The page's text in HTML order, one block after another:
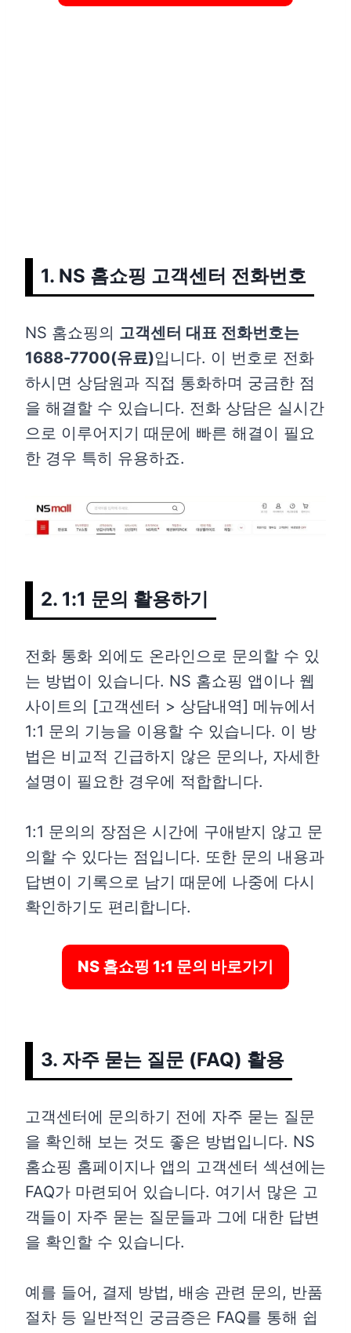
1. NS 홈쇼핑 고객센터 전화번호
NS 홈쇼핑의 고객센터 대표 전화번호는
1688-7700(유료)입니다. 이 번호로 전화
하시면 상담원과 직접 통화하며 궁금한 점
을 해결할 수 있습니다. 전화 상담은 실시간
으로 이루어지기 때문에 빠른 해결이 필요
한 경우 특히 유용하죠.
2. 1:1 문의 활용하기
전화 통화 외에도 온라인으로 문의할 수 있
는 방법이 있습니다. NS 홈쇼핑 앱이나 웹
사이트의 [고객센터 > 상담내역] 메뉴에서
1:1 문의 기능을 이용할 수 있습니다. 이 방
법은 비교적 긴급하지 않은 문의나, 자세한
설명이 필요한 경우에 적합합니다.
1:1 문의의 장점은 시간에 구애받지 않고 문
의할 수 있다는 점입니다. 또한 문의 내용과
답변이 기록으로 남기 때문에 나중에 다시
확인하기도 편리합니다.
NS 홈쇼핑 1:1 문의 바로가기
3. 자주 묻는 질문 (FAQ) 활용
고객센터에 문의하기 전에 자주 묻는 질문
을 확인해 보는 것도 좋은 방법입니다. NS
홈쇼핑 홈페이지나 앱의 고객센터 섹션에는
FAQ가 마련되어 있습니다. 여기서 많은 고
객들이 자주 묻는 질문들과 그에 대한 답변
을 확인할 수 있습니다.
예를 들어, 결제 방법, 배송 관련 문의, 반품
절차 등 일반적인 궁금증은 FAQ를 통해 쉽